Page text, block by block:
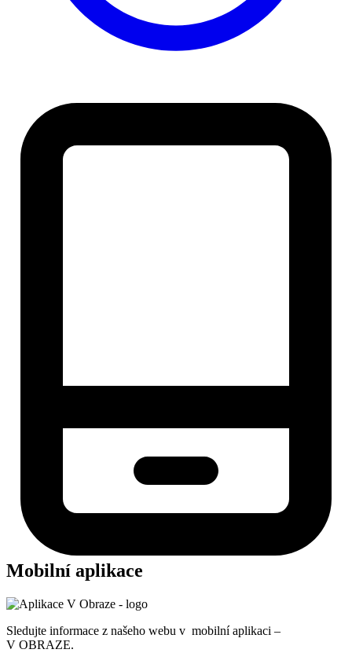
Mobilní aplikace
Sledujte informace z našeho webu v mobilní aplikaci –
V OBRAZE.